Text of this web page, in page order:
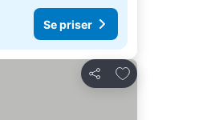
Se priser
Del
Føj til favoritter